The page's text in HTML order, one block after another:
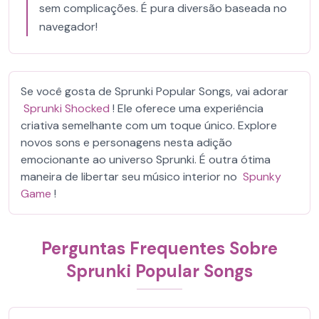
sem complicações. É pura diversão baseada no
navegador!
Se você gosta de Sprunki Popular Songs, vai adorar
Sprunki Shocked ! Ele oferece uma experiência
criativa semelhante com um toque único. Explore
novos sons e personagens nesta adição
emocionante ao universo Sprunki. É outra ótima
maneira de libertar seu músico interior no Spunky
Game !
Perguntas Frequentes Sobre
Sprunki Popular Songs